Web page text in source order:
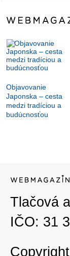
Objavovanie
Japonska – cesta
medzi tradíciou a
budúcnosťou
Tlačová
IČO: 31